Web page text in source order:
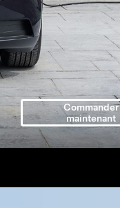
Commander
maintenant